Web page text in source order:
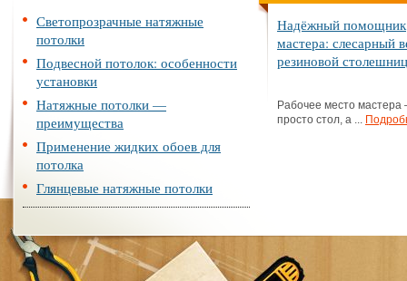
Светопрозрачные натяжные
потолки
Подвесной потолок: особенности
установки
Натяжные потолки —
преимущества
Применение жидких обоев для
потолка
Глянцевые натяжные потолки
Надёжный помощник
мастера: слесарный
резиновой
Рабочее место мастера
просто стол, а ...